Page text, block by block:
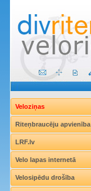
Veloziņas
Riteņbraucēju apvienība
LRF.lv
Velo lapas internetā
Velosipēdu drošība